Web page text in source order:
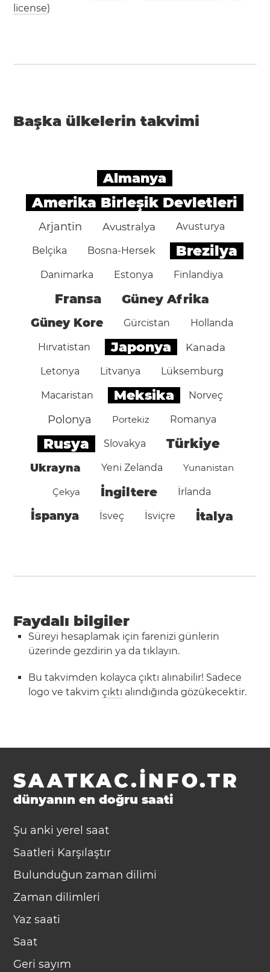
license)
Başka ülkelerin takvimi
Almanya
Amerika Birleşik Devletleri
Arjantin Avustralya Avusturya
Belçika Bosna-Hersek Brezilya
Danimarka Estonya Finlandiya
Fransa Güney Afrika
Güney Kore Gürcistan Hollanda
Hırvatistan Japonya Kanada
Letonya Litvanya Lüksemburg
Macaristan Meksika Norveç
Polonya Portekiz Romanya
Rusya Slovakya Türkiye
Ukrayna Yeni Zelanda Yunanistan
Çekya İngiltere İrlanda
İspanya İsveç İsviçre İtalya
Faydalı bilgiler
Süreyi hesaplamak için farenizi günlerin
üzerinde gezdirin ya da tıklayın.
Bu takvimden kolayca çıktı alınabilir! Sadece
logo ve takvimçıktı alındığında gözükecektir.
SAATKAC.INFO.TR
dünyanın en doğru saati
Şu anki yerel saat
Saatleri Karşılaştır
Bulunduğun zaman dilimi
Zaman dilimleri
Yaz saati
Saat
Geri sayım